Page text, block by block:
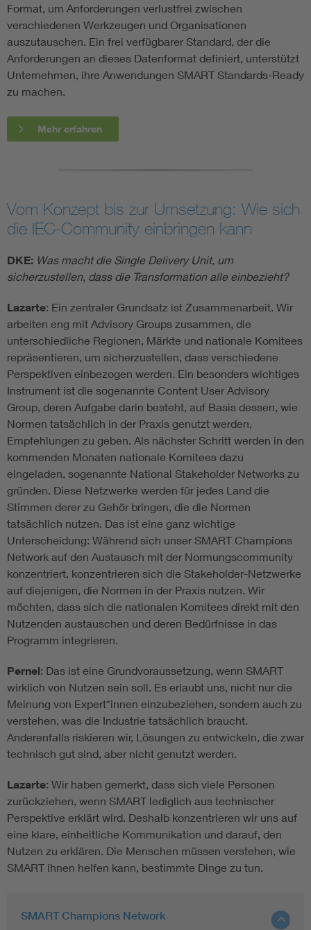
Format, um Anforderungen verlustfrei zwischen
verschiedenen Werkzeugen und Organisationen
auszutauschen. Ein frei verfügbarer Standard, der die
Anforderungen an dieses Datenformat definiert, unterstützt
Unternehmen, ihre Anwendungen SMART Standards-Ready
zu machen.
Mehr erfahren
Vom Konzept bis zur Umsetzung: Wie sich
die IEC-Community einbringen kann
DKE: Was macht die Single Delivery Unit, um
sicherzustellen, dass die Transformation alle einbezieht?
Lazarte: Ein zentraler Grundsatz ist Zusammenarbeit. Wir
arbeiten eng mit Advisory Groups zusammen, die
unterschiedliche Regionen, Märkte und nationale Komitees
repräsentieren, um sicherzustellen, dass verschiedene
Perspektiven einbezogen werden. Ein besonders wichtiges
Instrument ist die sogenannte Content User Advisory
Group, deren Aufgabe darin besteht, auf Basis dessen, wie
Normen tatsächlich in der Praxis genutzt werden,
Empfehlungen zu geben. Als nächster Schritt werden in den
kommenden Monaten nationale Komitees dazu
eingeladen, sogenannte National Stakeholder Networks zu
gründen. Diese Netzwerke werden für jedes Land die
Stimmen derer zu Gehör bringen, die die Normen
tatsächlich nutzen. Das ist eine ganz wichtige
Unterscheidung: Während sich unser SMART Champions
Network auf den Austausch mit der Normungscommunity
konzentriert, konzentrieren sich die Stakeholder-Netzwerke
auf diejenigen, die Normen in der Praxis nutzen. Wir
möchten, dass sich die nationalen Komitees direkt mit den
Nutzenden austauschen und deren Bedürfnisse in das
Programm integrieren.
Pernel: Das ist eine Grundvoraussetzung, wenn SMART
wirklich von Nutzen sein soll. Es erlaubt uns, nicht nur die
Meinung von Expert*innen einzubeziehen, sondern auch zu
verstehen, was die Industrie tatsächlich braucht.
Anderenfalls riskieren wir, Lösungen zu entwickeln, die zwar
technisch gut sind, aber nicht genutzt werden.
Lazarte: Wir haben gemerkt, dass sich viele Personen
zurückziehen, wenn SMART lediglich aus technischer
Perspektive erklärt wird. Deshalb konzentrieren wir uns auf
eine klare, einheitliche Kommunikation und darauf, den
Nutzen zu erklären. Die Menschen müssen verstehen, wie
SMART ihnen helfen kann, bestimmte Dinge zu tun.
SMART Champions Network